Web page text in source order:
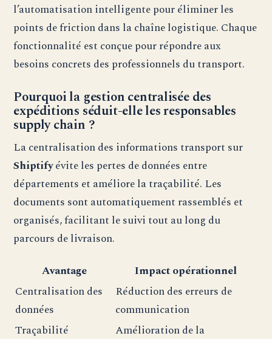
l’automatisation intelligente pour éliminer les
points de friction dans la chaîne logistique. Chaque
fonctionnalité est conçue pour répondre aux
besoins concrets des professionnels du transport.
Pourquoi la gestion centralisée des
expéditions séduit-elle les responsables
supply chain ?
La centralisation des informations transport sur
Shiptifyévite les pertes de données entre
départements et améliore la traçabilité. Les
documents sont automatiquement rassemblés et
organisés, facilitant le suivi tout au long du
parcours de livraison.
Avantage
Impact opérationnel
Centralisation des
données
Réduction des erreurs de
communication
Traçabilité
Amélioration de la